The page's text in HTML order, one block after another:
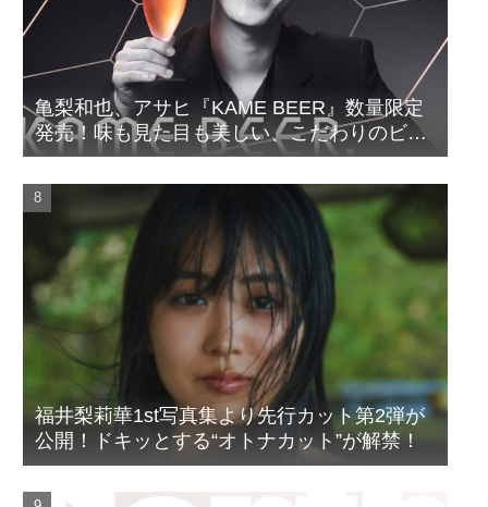
亀梨和也、アサヒ『KAME BEER』数量限定
発売！味も見た目も美しい、こだわりのビー
ルがついに完成
福井梨莉華1st写真集より先行カット第2弾が
公開！ドキッとする“オトナカット”が解禁！